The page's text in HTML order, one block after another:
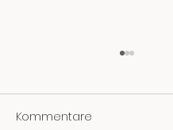
Kommentare